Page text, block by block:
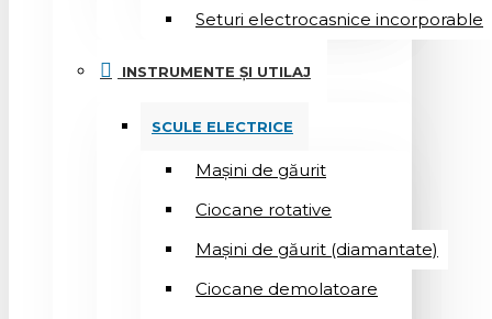
Seturi electrocasnice incorporable
INSTRUMENTE ȘI UTILAJ
SCULE ELECTRICE
Mașini de găurit
Ciocane rotative
Mașini de găurit (diamantate)
Ciocane demolatoare